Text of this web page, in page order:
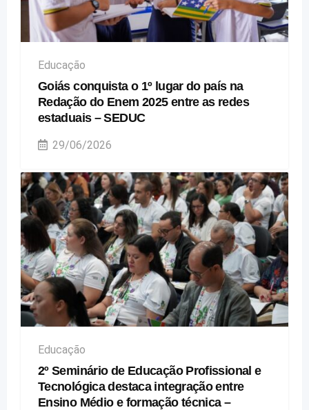
Educação
Goiás conquista o 1º lugar do país na
Redação do Enem 2025 entre as redes
estaduais – SEDUC
29/06/2026
Educação
2º Seminário de Educação Profissional e
Tecnológica destaca integração entre
Ensino Médio e formação técnica –